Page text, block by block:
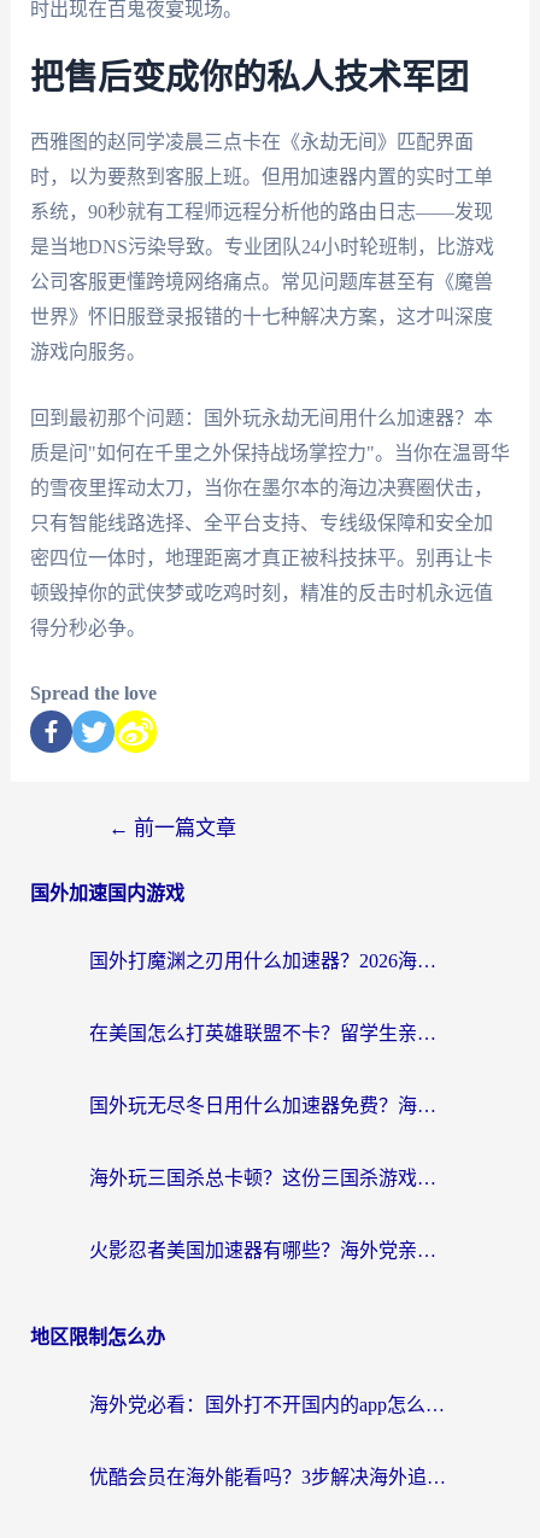
时出现在百鬼夜宴现场。
把售后变成你的私人技术军团
西雅图的赵同学凌晨三点卡在《永劫无间》匹配界面
时，以为要熬到客服上班。但用加速器内置的实时工单
系统，90秒就有工程师远程分析他的路由日志——发现
是当地DNS污染导致。专业团队24小时轮班制，比游戏
公司客服更懂跨境网络痛点。常见问题库甚至有《魔兽
世界》怀旧服登录报错的十七种解决方案，这才叫深度
游戏向服务。
回到最初那个问题：国外玩永劫无间用什么加速器？本
质是问"如何在千里之外保持战场掌控力"。当你在温哥华
的雪夜里挥动太刀，当你在墨尔本的海边决赛圈伏击，
只有智能线路选择、全平台支持、专线级保障和安全加
密四位一体时，地理距离才真正被科技抹平。别再让卡
顿毁掉你的武侠梦或吃鸡时刻，精准的反击时机永远值
得分秒必争。
Spread the love
← 前一篇文章
国外加速国内游戏
国外打魔渊之刃用什么加速器？2026海外玩家国服游戏加速全攻略（附闪耀暖暖&复苏的魔女避坑指南）
在美国怎么打英雄联盟不卡？留学生亲测的国服游戏加速全攻略
国外玩无尽冬日用什么加速器免费？海外党国服游戏加速避坑指南
海外玩三国杀总卡顿？这份三国杀游戏加速器指南帮你告别延迟烦恼
火影忍者美国加速器有哪些？海外党亲测的国服游戏加速全攻略（含菲律宾玩三国之刃守望黎明技巧）
地区限制怎么办
海外党必看：国外打不开国内的app怎么办？3步解决你的乡愁
优酷会员在海外能看吗？3步解决海外追剧难题，附实测好用加速器推荐